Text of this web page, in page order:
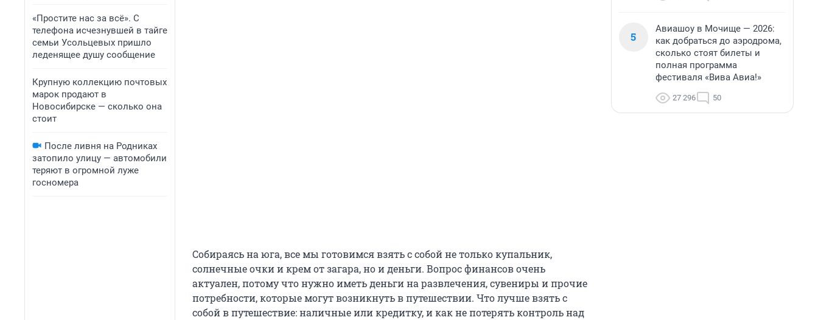
«Простите нас за всё». С
телефона исчезнувшей в тайге
семьи Усольцевых пришло
леденящее душу сообщение
Крупную коллекцию почтовых
марок продают в
Новосибирске — сколько она
стоит
После ливня на Родниках
затопило улицу — автомобили
теряют в огромной луже
госномера
Собираясь на юга, все мы готовимся взять с собой не только купальник,
солнечные очки и крем от загара, но и деньги. Вопрос финансов очень
актуален, потому что нужно иметь деньги на развлечения, сувениры и прочие
потребности, которые могут возникнуть в путешествии. Что лучше взять с
собой в путешествие: наличные или кредитку, и как не потерять контроль над
5
Авиашоу в Мочище — 2026:
как добраться до аэродрома,
сколько стоят билеты и
полная программа
фестиваля «Вива Авиа!»
27 296 50